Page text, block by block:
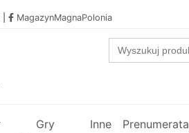
MagazynMagnaPolonia
Search
for:
Gry
Inne Prenumerata